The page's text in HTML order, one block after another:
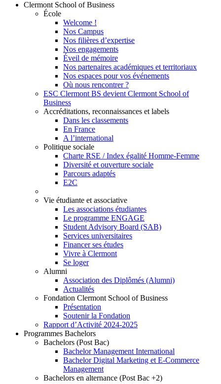
Clermont School of Business
École
Welcome !
Nos Campus
Nos filières d’expertise
Nos engagements
Éveil de mémoire
Nos partenaires académiques et territoriaux
Nos espaces pour vos événements
Où nous rencontrer ?
ESC Clermont BS devient Clermont School of
Business
Accréditations, reconnaissances et labels
Dans les classements
En France
A l’international
Politique sociale
Charte RSE / Index égalité Homme-Femme
Diversité et ouverture sociale
Parcours adaptés
E2C
Vie étudiante et associative
Les associations étudiantes
Le programme ENGAGE
Student Advisory Board (SAB)
Services universitaires
Financer ses études
Vivre à Clermont
Se loger
Alumni
Association des Diplômés (Alumni)
Actualités
Fondation Clermont School of Business
Présentation
Soutenir la Fondation
Rapport d’Activité 2024-2025
Programmes Bachelors
Bachelors (Post Bac)
Bachelor Management International
Bachelor Digital Marketing et E-Commerce
Management
Bachelors en alternance (Post Bac +2)